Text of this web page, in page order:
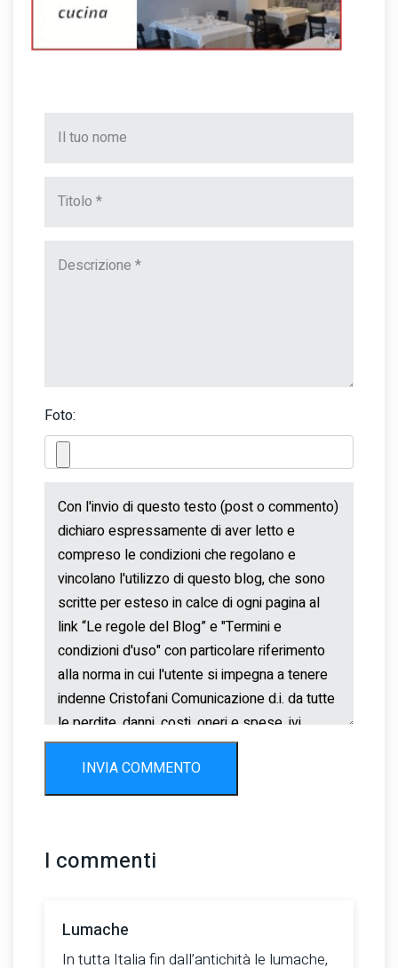
Foto:
INVIA COMMENTO
I commenti
Lumache
In tutta Italia fin dall’antichità le lumache,